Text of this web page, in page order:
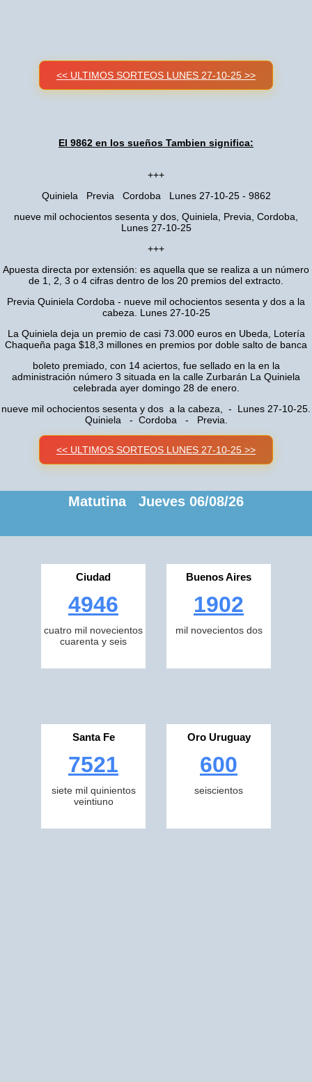
<< ULTIMOS SORTEOS LUNES 27-10-25 >>
El 9862 en los sueños Tambien significa:
+++
Quiniela Previa Cordoba Lunes 27-10-25 - 9862
nueve mil ochocientos sesenta y dos, Quiniela, Previa, Cordoba,
Lunes 27-10-25
+++
Apuesta directa por extensión: es aquella que se realiza a un número
de 1, 2, 3 o 4 cifras dentro de los 20 premios del extracto.
Previa Quiniela Cordoba - nueve mil ochocientos sesenta y dos a la
cabeza. Lunes 27-10-25
La Quiniela deja un premio de casi 73.000 euros en Ubeda, Lotería
Chaqueña paga $18,3 millones en premios por doble salto de banca
boleto premiado, con 14 aciertos, fue sellado en la en la
administración número 3 situada en la calle Zurbarán La Quiniela
celebrada ayer domingo 28 de enero.
nueve mil ochocientos sesenta y dos a la cabeza, - Lunes 27-10-25.
Quiniela - Cordoba - Previa.
<< ULTIMOS SORTEOS LUNES 27-10-25 >>
Matutina Jueves 06/08/26
Ciudad
4946
cuatro mil novecientos
cuarenta y seis
Buenos Aires
1902
mil novecientos dos
Santa Fe
7521
siete mil quinientos
veintiuno
Oro Uruguay
600
seiscientos